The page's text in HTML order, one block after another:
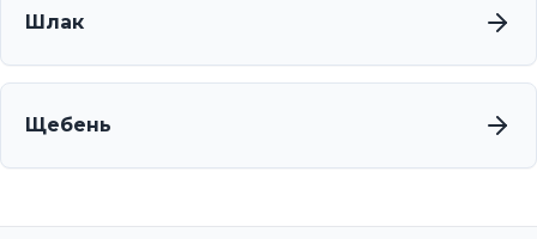
Шлак
Щебень